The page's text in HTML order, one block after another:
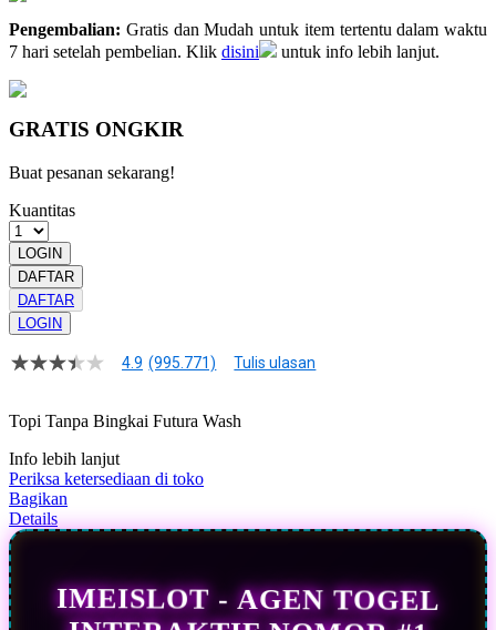
Pengembalian: Gratis dan Mudah untuk item tertentu dalam waktu
7 hari setelah pembelian. Klik disini untuk info lebih lanjut.
GRATIS ONGKIR
Buat pesanan sekarang!
Kuantitas
LOGIN
DAFTAR
DAFTAR
LOGIN
4.9
bintang,
rating
rata-
rata.
Read
13
Reviews.
halaman
4.9 (995.771) Tulis ulasan
Topi Tanpa Bingkai Futura Wash
Info lebih lanjut
Periksa ketersediaan di toko
Bagikan
Details
IMEISLOT - AGEN TOGEL